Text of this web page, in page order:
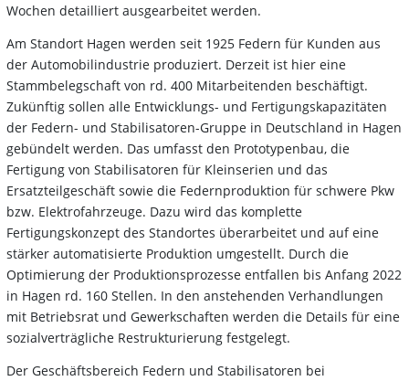
Wochen detailliert ausgearbeitet werden.
Am Standort Hagen werden seit 1925 Federn für Kunden aus
der Automobilindustrie produziert. Derzeit ist hier eine
Stammbelegschaft von rd. 400 Mitarbeitenden beschäftigt.
Zukünftig sollen alle Entwicklungs- und Fertigungskapazitäten
der Federn- und Stabilisatoren-Gruppe in Deutschland in Hagen
gebündelt werden. Das umfasst den Prototypenbau, die
Fertigung von Stabilisatoren für Kleinserien und das
Ersatzteilgeschäft sowie die Federnproduktion für schwere Pkw
bzw. Elektrofahrzeuge. Dazu wird das komplette
Fertigungskonzept des Standortes überarbeitet und auf eine
stärker automatisierte Produktion umgestellt. Durch die
Optimierung der Produktionsprozesse entfallen bis Anfang 2022
in Hagen rd. 160 Stellen. In den anstehenden Verhandlungen
mit Betriebsrat und Gewerkschaften werden die Details für eine
sozialverträgliche Restrukturierung festgelegt.
Der Geschäftsbereich Federn und Stabilisatoren bei